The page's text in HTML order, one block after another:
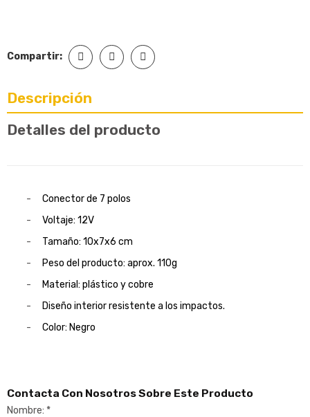
Compartir:
Descripción
Detalles del producto
-
Conector de 7 polos
-
Voltaje: 12V
-
Tamaño: 10x7x6 cm
-
Peso del producto: aprox. 110g
-
Material: plástico y cobre
-
Diseño interior resistente a los impactos.
-
Color: Negro
Contacta Con Nosotros Sobre Este Producto
Nombre: *